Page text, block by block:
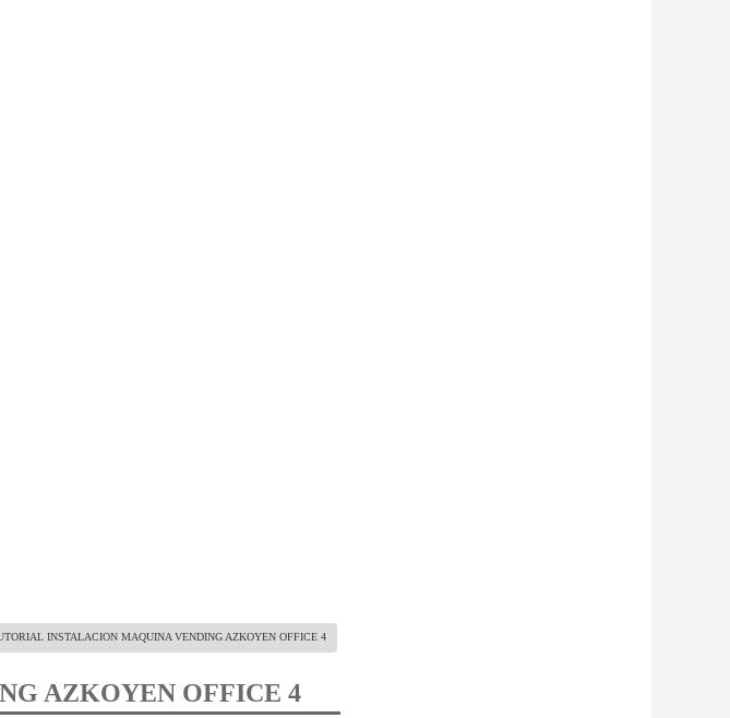
INSTALACION MAQUINA VENDING AZKOYEN OFFICE 4
AZKOYEN OFFICE 4